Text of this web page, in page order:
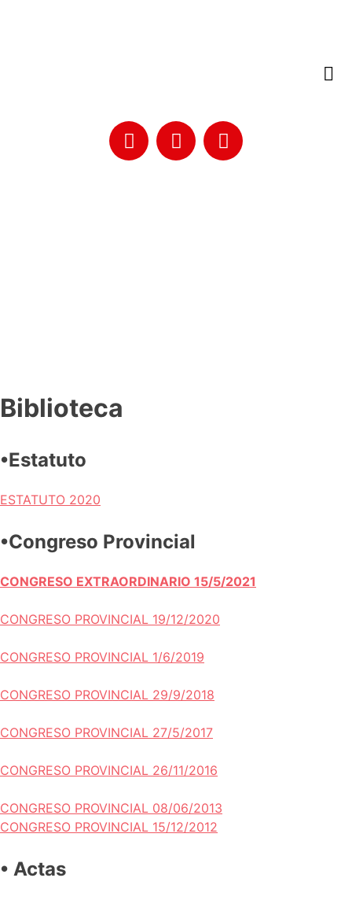
Biblioteca
•Estatuto
ESTATUTO 2020
•Congreso Provincial
CONGRESO EXTRAORDINARIO 15/5/2021
CONGRESO PROVINCIAL 19/12/2020
CONGRESO PROVINCIAL 1/6/2019
CONGRESO PROVINCIAL 29/9/2018
CONGRESO PROVINCIAL 27/5/2017
CONGRESO PROVINCIAL 26/11/2016
CONGRESO PROVINCIAL 08/06/2013
CONGRESO PROVINCIAL 15/12/2012
• Actas